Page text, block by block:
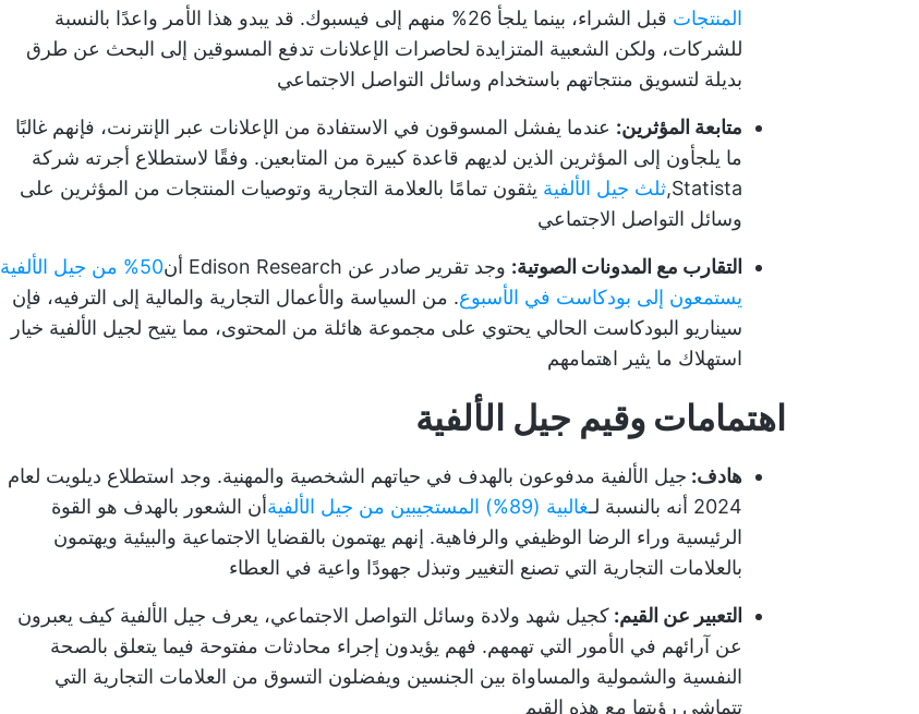
المنتجات
قبل الشراء، بينما يلجأ 26% منهم إلى فيسبوك. قد يبدو هذا الأمر واعدًا بالنسبة
للشركات، ولكن الشعبية المتزايدة لحاصرات الإعلانات تدفع المسوقين إلى البحث عن طرق
بديلة لتسويق منتجاتهم باستخدام وسائل التواصل الاجتماعي
متابعة المؤثرين: عندما يفشل المسوقون في الاستفادة من الإعلانات عبر الإنترنت، فإنهم غالبًا
ما يلجأون إلى المؤثرين الذين لديهم قاعدة كبيرة من المتابعين. وفقًا لاستطلاع أجرته شركة
Statista, ثلث جيل الألفية يثقون تمامًا بالعلامة التجارية وتوصيات المنتجات من المؤثرين على
وسائل التواصل الاجتماعي
التقارب مع المدونات الصوتية: وجد تقرير صادر عن Edison Research أن
50% من جيل الألفية
يستمعون إلى بودكاست في الأسبوع. من السياسة والأعمال التجارية والمالية إلى الترفيه، فإن
سيناريو البودكاست الحالي يحتوي على مجموعة هائلة من المحتوى، مما يتيح لجيل الألفية خيار
استهلاك ما يثير اهتمامهم
اهتمامات وقيم جيل الألفية
هادف: جيل الألفية مدفوعون بالهدف في حياتهم الشخصية والمهنية. وجد استطلاع ديلويت لعام
2024 أنه بالنسبة لـ
غالبية (89%) المستجيبين من جيل الألفية
أن الشعور بالهدف هو القوة
الرئيسية وراء الرضا الوظيفي والرفاهية. إنهم يهتمون بالقضايا الاجتماعية والبيئية ويهتمون
بالعلامات التجارية التي تصنع التغيير وتبذل جهودًا واعية في العطاء
التعبير عن القيم: كجيل شهد ولادة وسائل التواصل الاجتماعي، يعرف جيل الألفية كيف يعبرون
عن آرائهم في الأمور التي تهمهم. فهم يؤيدون إجراء محادثات مفتوحة فيما يتعلق بالصحة
النفسية والشمولية والمساواة بين الجنسين ويفضلون التسوق من العلامات التجارية التي
تتماشى رؤيتها مع هذه القيم